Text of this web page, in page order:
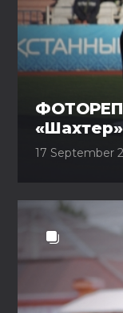
17 September